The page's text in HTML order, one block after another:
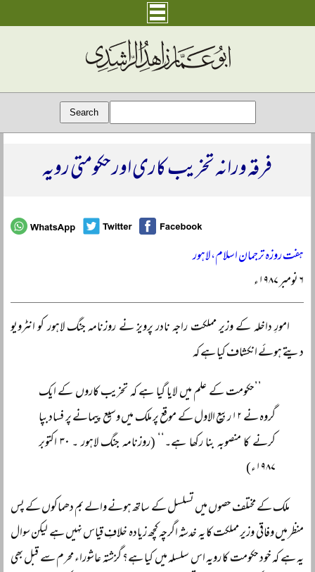
فرقہ ورانہ تخریب کاری اور حکومتی رویہ
ہفت روزہ ترجمان اسلام، لاہور
۶ نومبر ۱۹۸۷ء
امورِ داخلہ کے وزیر مملکت راجہ نادر پرویز نے روزنامہ جنگ لاہور کو انٹرویو
دیتے ہوئے انکشاف کیا ہے کہ
’’حکومت کے علم میں لایا گیا ہے کہ تخریب کاروں کے ایک
گروہ نے ۱۲ ربیع الاول کے موقع پر ملک میں وسیع پیمانے پر فساد بپا
کرنے کا منصوبہ بنا رکھا ہے۔‘‘ (روزنامہ جنگ لاہور ۔ ۳۰ اکتوبر
۱۹۸۷ء)
ملک کے مختلف حصوں میں تسلسل کے ساتھ ہونے والے بم دھماکوں کے پس
منظر میں وفاقی وزیر مملکت کا یہ خدشہ اگرچہ کچھ زیادہ خلافِ قیاس نہیں ہے لیکن سوال
یہ ہے کہ خود حکومت کا رویہ اس سلسلہ میں کیا ہے؟ گزشتہ عاشوراء محرم سے قبل بھی